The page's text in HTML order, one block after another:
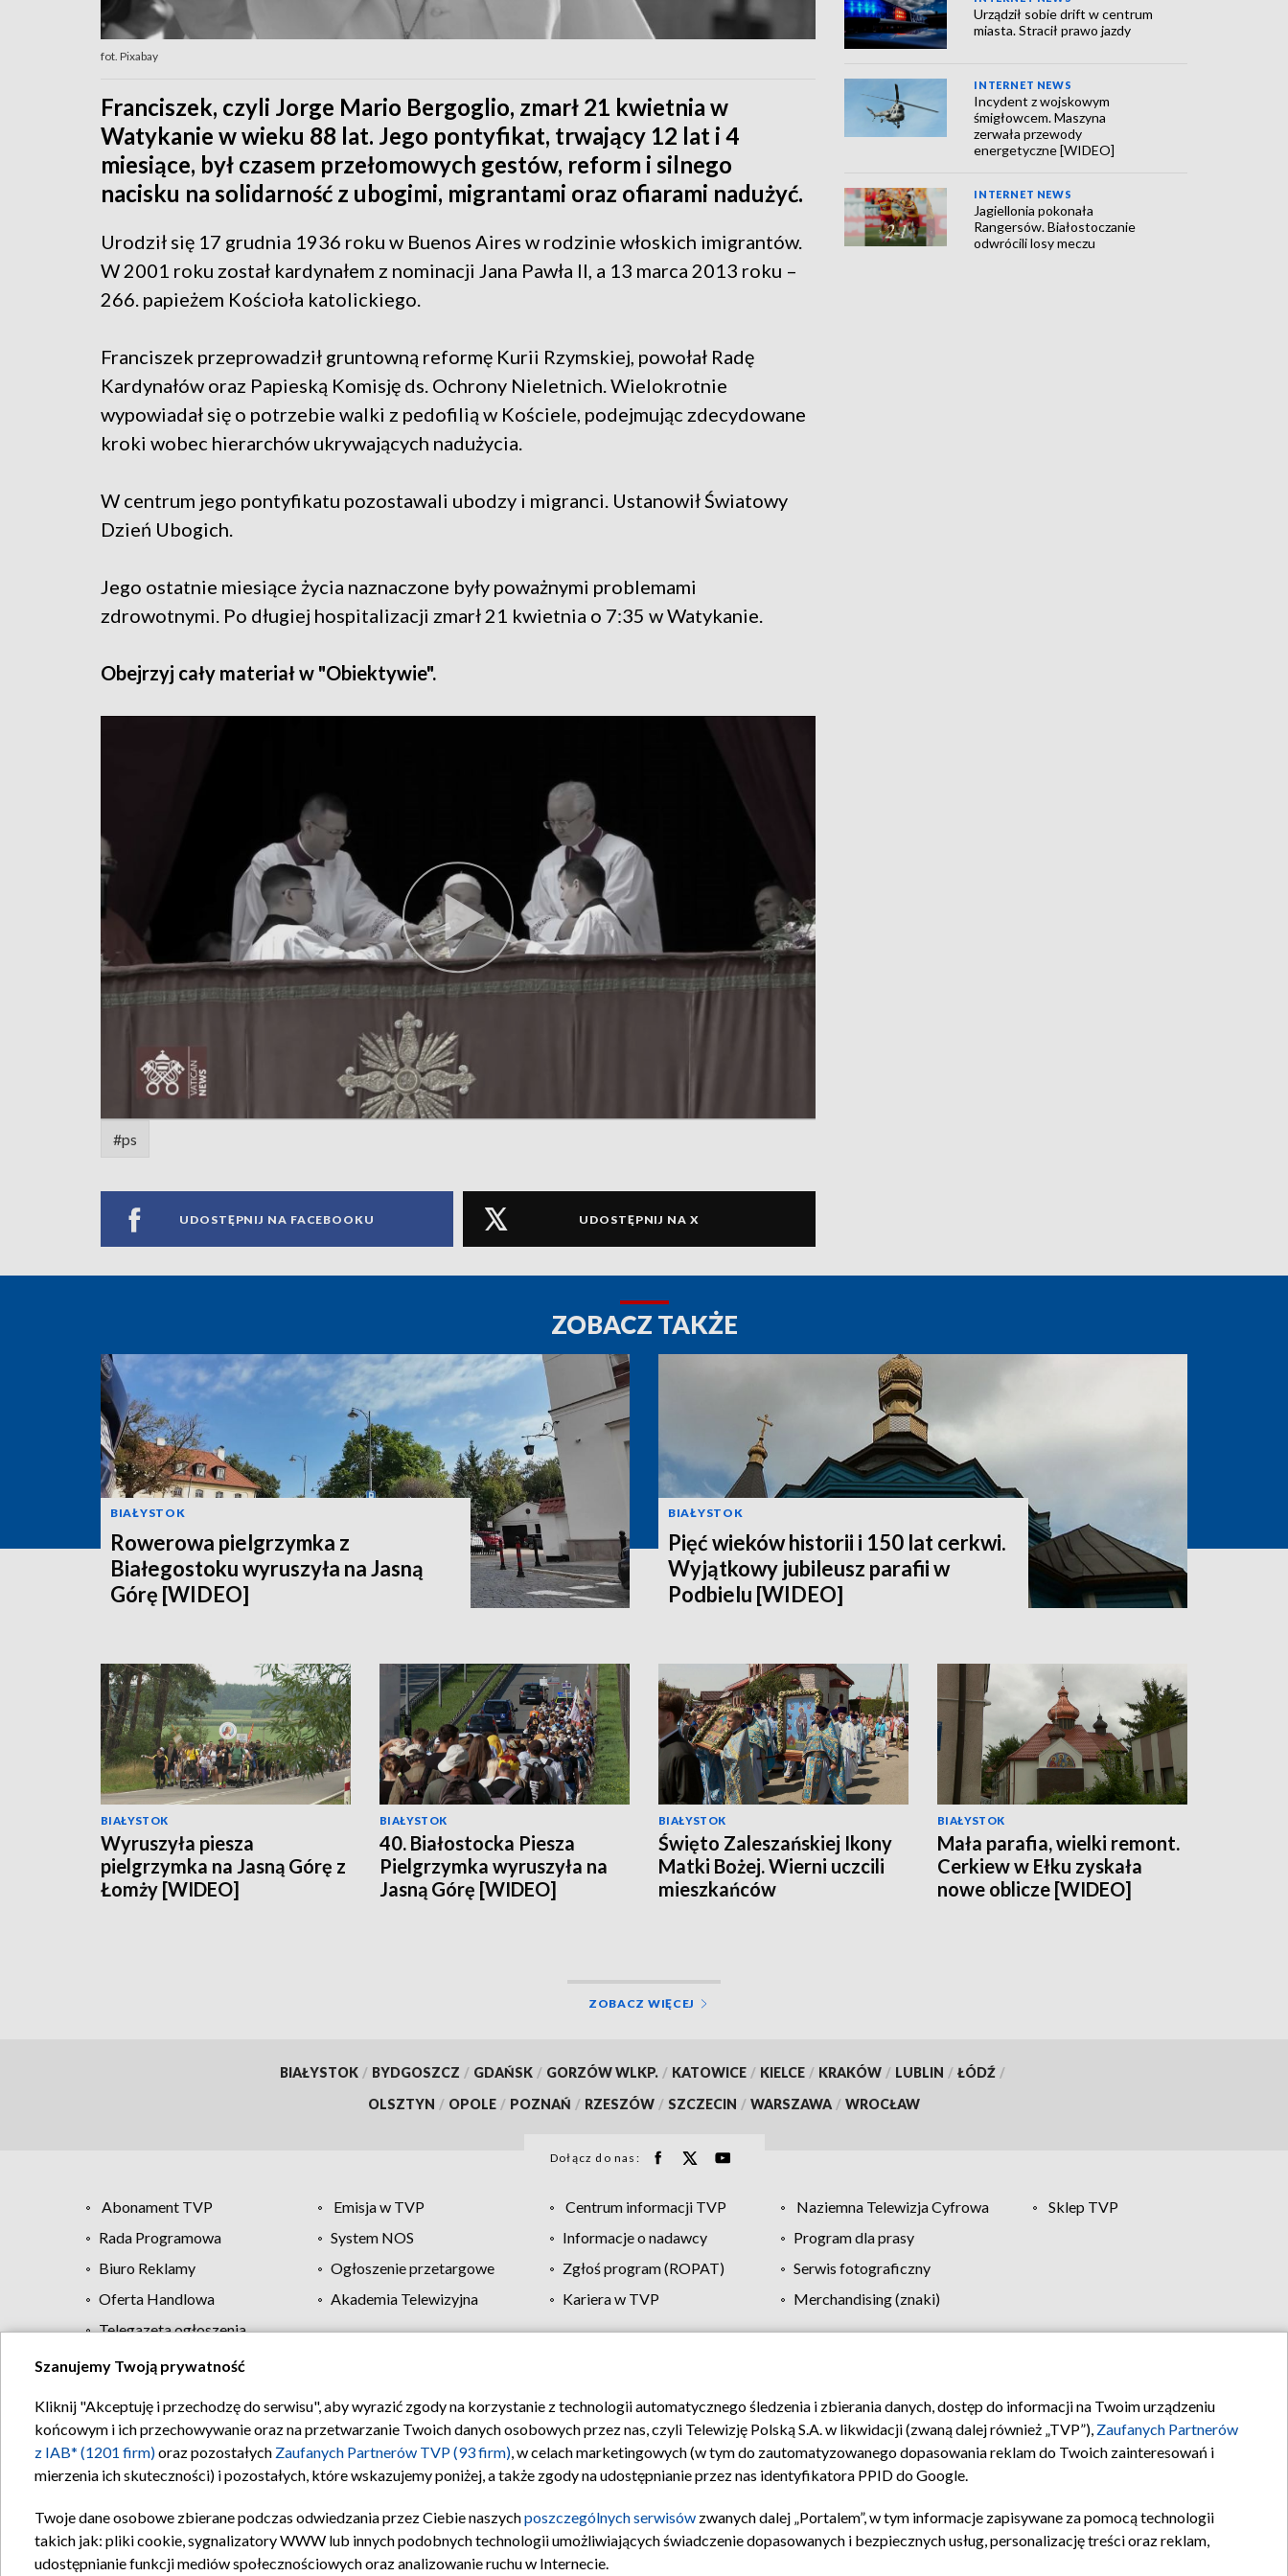
fot. Pixabay
Franciszek, czyli Jorge Mario Bergoglio, zmarł 21 kwietnia w
Watykanie w wieku 88 lat. Jego pontyfikat, trwający 12 lat i 4
miesiące, był czasem przełomowych gestów, reform i silnego
nacisku na solidarność z ubogimi, migrantami oraz ofiarami nadużyć.
Urodził się 17 grudnia 1936 roku w Buenos Aires w rodzinie włoskich imigrantów.
W 2001 roku został kardynałem z nominacji Jana Pawła II, a 13 marca 2013 roku –
266. papieżem Kościoła katolickiego.
Franciszek przeprowadził gruntowną reformę Kurii Rzymskiej, powołał Radę
Kardynałów oraz Papieską Komisję ds. Ochrony Nieletnich. Wielokrotnie
wypowiadał się o potrzebie walki z pedofilią w Kościele, podejmując zdecydowane
kroki wobec hierarchów ukrywających nadużycia.
W centrum jego pontyfikatu pozostawali ubodzy i migranci. Ustanowił Światowy
Dzień Ubogich.
Jego ostatnie miesiące życia naznaczone były poważnymi problemami
zdrowotnymi. Po długiej hospitalizacji zmarł 21 kwietnia o 7:35 w Watykanie.
Obejrzyj cały materiał w "Obiektywie".
#ps
UDOSTĘPNIJ NA FACEBOOKU UDOSTĘPNIJ NA X
Urządził sobie drift w centrum
miasta. Stracił prawo jazdy
INTERNET NEWS
Incydent z wojskowym
śmigłowcem. Maszyna
zerwała przewody
energetyczne [WIDEO]
INTERNET NEWS
Jagiellonia pokonała
Rangersów. Białostoczanie
odwrócili losy meczu
ZOBACZ TAKŻE
BIAŁYSTOK
Rowerowa pielgrzymka z
Białegostoku wyruszyła na Jasną
Górę [WIDEO]
BIAŁYSTOK
Pięć wieków historii i 150 lat cerkwi.
Wyjątkowy jubileusz parafii w
Podbielu [WIDEO]
BIAŁYSTOK
Wyruszyła piesza
pielgrzymka na Jasną Górę z
Łomży [WIDEO]
BIAŁYSTOK
40. Białostocka Piesza
Pielgrzymka wyruszyła na
Jasną Górę [WIDEO]
BIAŁYSTOK
Święto Zaleszańskiej Ikony
Matki Bożej. Wierni uczcili
mieszkańców
BIAŁYSTOK
Mała parafia, wielki remont.
Cerkiew w Ełku zyskała
nowe oblicze [WIDEO]
ZOBACZ WIĘCEJ
BIAŁYSTOK / BYDGOSZCZ / GDAŃSK / GORZÓW WLKP. / KATOWICE / KIELCE / KRAKÓW / LUBLIN / ŁÓDŹ /
OLSZTYN / OPOLE / POZNAŃ / RZESZÓW / SZCZECIN / WARSZAWA / WROCŁAW
Dołącz do nas:
Abonament TVP Emisja w TVP Centrum informacji TVP Naziemna Telewizja Cyfrowa
Sklep TVP
Rada Programowa
System NOS Informacje o nadawcy
Program dla prasy
Biuro Reklamy
Ogłoszenie przetargowe Zgłoś program (ROPAT)
Serwis fotograficzny
Oferta Handlowa
Akademia Telewizyjna Kariera w TVP
Merchandising (znaki)
Telegazeta ogłoszenia
Regulamin TVP Polityka prywatności Moje zgody Pomoc Biuro reklamy Kontakt
Szanujemy Twoją prywatność
Kliknij "Akceptuję i przechodzę do serwisu", aby wyrazić zgody na korzystanie z technologii automatycznego śledzenia i zbierania danych, dostęp do informacji na Twoim urządzeniu
końcowym i ich przechowywanie oraz na przetwarzanie Twoich danych osobowych przez nas, czyli Telewizję Polską S.A. w likwidacji (zwaną dalej również „TVP”), Zaufanych Partnerów
z IAB* (1201 firm)oraz pozostałych Zaufanych Partnerów TVP (93 firm), w celach marketingowych (w tym do zautomatyzowanego dopasowania reklam do Twoich zainteresowań i
mierzenia ich skuteczności) i pozostałych, które wskazujemy poniżej, a także zgody na udostępnianie przez nas identyfikatora PPID do Google.
Twoje dane osobowe zbierane podczas odwiedzania przez Ciebie naszychposzczególnych serwisów zwanych dalej „Portalem”, w tym informacje zapisywane za pomocą technologii
takich jak: pliki cookie, sygnalizatory WWW lub innych podobnych technologii umożliwiających świadczenie dopasowanych i bezpiecznych usług, personalizację treści oraz reklam,
udostępnianie funkcji mediów społecznościowych oraz analizowanie ruchu w Internecie.